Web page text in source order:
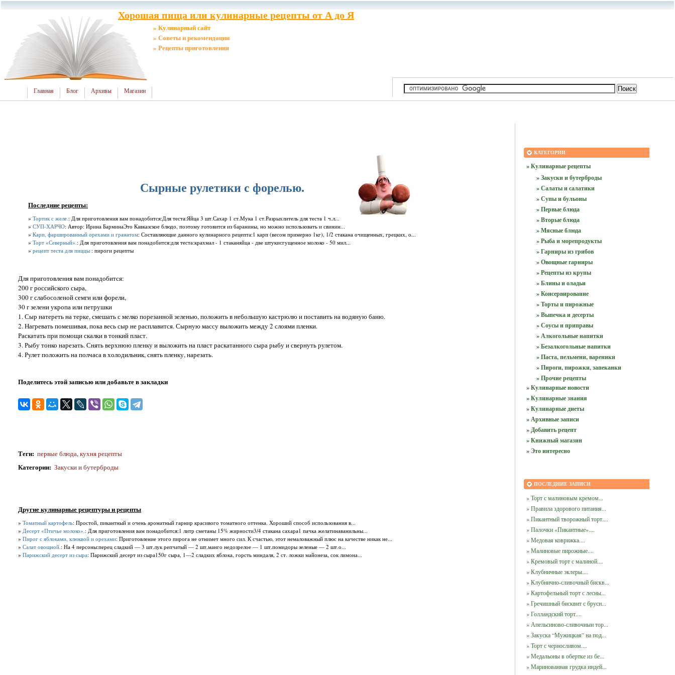
Хорошая пища или кулинарные рецепты от А до Я
» Кулинарный сайт
» Советы и рекомендации
» Рецепты приготовления
Главная Блог Архивы Магазин
Сырные рулетики с форелью.
Последние рецепты:
» Тортик с желе. : Для приготовления вам понадобится:Для теста:Яйца 3 шт.Сахар 1 ст.Мука 1 ст.Разрыхлитель для теста 1 ч.л...
» СУП-ХАРЧО: Автор: Ирина БарминаЭто Кавказское блюдо, поэтому готовится из баранины, но можно использовать и свинин...
» Карп, фаршированный орехами и гранатом: Составляющие данного кулинарного рецепта:1 карп (весом примерно 1кг), 1/2 стакана очищенных, грецких, о...
» Торт «Северный». : Для приготовления вам понадобится:для теста:крахмал - 1 стаканяйца - две штукисгущенное молоко - 50 мил...
» рецепт теста для пиццы : пироги рецепты
Для приготовления вам понадобится:
200 г российского сыра,
300 г слабосоленой семги или форели,
30 г зелени укропа или петрушки
1. Сыр натереть на терке, смешать с мелко порезанной зеленью, положить в небольшую кастрюлю и поставить на водяную баню.
2. Нагревать помешивая, пока весь сыр не расплавится. Сырную массу выложить между 2 слоями пленки.
Раскатать при помощи скалки в тонкий пласт.
3. Рыбу тонко нарезать. Снять верхнюю пленку и выложить на пласт раскатанного сыра рыбу и свернуть рулетом.
4. Рулет положить на полчаса в холодильник, снять пленку, нарезать.
Поделитесь этой записью или добавьте в закладки
Теги: первые блюда,кухня рецепты
Категории: Закуски и бутерброды
Другие кулинарные рецептуры и рецепты
» Томатный картофель: Простой, пикантный и очень ароматный гарнир красивого томатного оттенка. Хороший способ использования в...
» Десерт «Птичье молоко». : Для приготовления вам понадобится:1 литр сметаны 15% жирности3/4 стакана сахара1 пачка желатинаванильны...
» Пирог с яблоками, клюквой и орехами: Приготовление этого пирога не отнимет много сил. К счастью, этот немаловажный плюс на качестве никак не...
» Салат овощной. : На 4 персоны:перец сладкий — 3 шт.лук репчатый — 2 шт.манго недозрелое — 1 шт.помидоры зеленые — 2 шт.о...
» Парижский десерт из сыра: Парижский десерт из сыра150г сыра, 1—2 сладких яблока, горсть миндаля, 2 ст. ложки майонеза, сок лимона...
КАТЕГОРИИ
» Кулинарные рецепты
» Закуски и бутерброды
» Салаты и салатики
» Супы и бульоны
» Первые блюда
» Вторые блюда
» Мясные блюда
» Рыба и морепродукты
» Гарниры из грибов
» Овощные гарниры
» Рецепты из крупы
» Блины и оладьи
» Консервирование
» Торты и пирожные
» Выпечка и десерты
» Соусы и приправы
» Алкогольные напитки
» Безалкогольные напитки
» Паста, пельмени, вареники
» Пироги, пирожки, запеканки
» Прочие рецепты
» Кулинарные новости
» Кулинарные знания
» Кулинарные диеты
» Архивные записи
» Добавить рецепт
» Книжный магазин
» Это интересно
ПОСЛЕДНИЕ ЗАПИСИ
» Торт с малиновым кремом...
» Правила здорового питания...
» Пикантный творожный торт....
» Палочки «Пикантные»....
» Медовая коврижка....
» Малиновые пирожные....
» Кремовый торт с малиной....
» Клубничные эклеры....
» Клубнично-сливочный бискв...
» Картофельный торт с лесны...
» Гречишный бисквит с брусн...
» Голландский торт....
» Апельсиново-сливочныи тор...
» Закуска “Мужицкая” на под...
» Торт с черносливом....
» Медальоны в обертке из бе...
» Маринованная грудка индей...